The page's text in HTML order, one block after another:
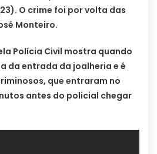
O crime foi por volta das
Monteiro.
Polícia Civil mostra quando
da entrada da joalheria e é
que entraram no
antes do policial chegar